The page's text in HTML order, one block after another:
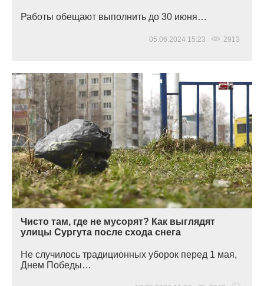
Работы обещают выполнить до 30 июня…
05.06.2024 15:23 2913
Чисто там, где не мусорят? Как выглядят
улицы Сургута после схода снега
Не случилось традиционных уборок перед 1 мая,
Днем Победы…